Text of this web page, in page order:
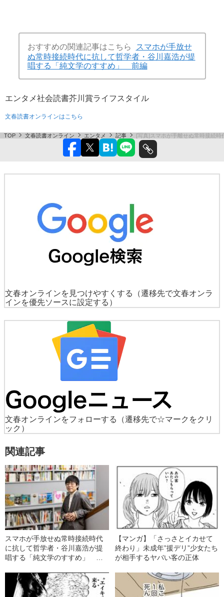
おすすめの関連記事はこちら
スマホが手放せ
ぬ常時接続時代に抗して哲学者・谷川嘉浩が提
唱する「純文学のすすめ」 前編
エンタメ社会読書芥川賞ライフスタイル
文春読書オンラインはこちら
TOP 文春読書オンライン エンタメ 記事 [写真]スマホが手離せぬ常時接続
文春オンラインを見つけやすくする
（遷移先で文春オンラ
インを優先ソースに設定する）
文春オンラインをフォローする
（遷移先で☆マークをクリ
ック）
関連記事
スマホが手放せぬ常時接続時代
に抗して哲学者・谷川嘉浩が提
唱する「純文学のすすめ」 前
【マンガ】「さっさとイカせて
終わり」未成年”援デリ”少女たち
が相手するヤバい客の正体